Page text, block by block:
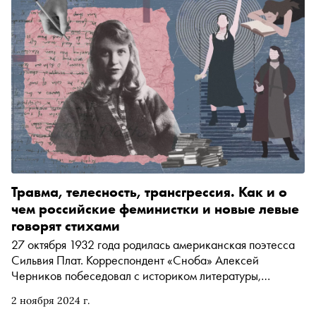
2 ноября 2024 г.
Травма, телесность, трансгрессия. Как и о
чем российские феминистки и новые левые
говорят стихами
27 октября 1932 года родилась американская поэтесса
Сильвия Плат. Корреспондент «Сноба» Алексей
Черников побеседовал с историком литературы,
появилась феминистская поэзия, повлияла ли Плат на